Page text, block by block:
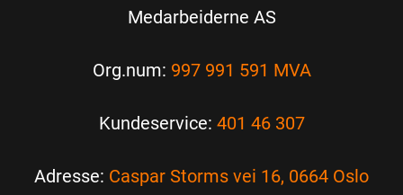
Medarbeiderne AS
Org.num: 997 991 591 MVA
Kundeservice: 401 46 307
Adresse: Caspar Storms vei 16, 0664 Oslo